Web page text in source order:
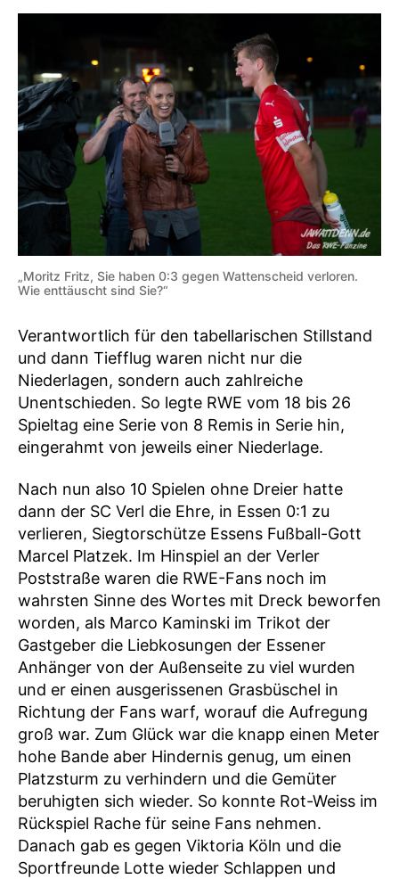
„Moritz Fritz, Sie haben 0:3 gegen Wattenscheid verloren.
Wie enttäuscht sind Sie?“
Verantwortlich für den tabellarischen Stillstand
und dann Tiefflug waren nicht nur die
Niederlagen, sondern auch zahlreiche
Unentschieden. So legte RWE vom 18 bis 26
Spieltag eine Serie von 8 Remis in Serie hin,
eingerahmt von jeweils einer Niederlage.
Nach nun also 10 Spielen ohne Dreier hatte
dann der SC Verl die Ehre, in Essen 0:1 zu
verlieren, Siegtorschütze Essens Fußball-Gott
Marcel Platzek. Im Hinspiel an der Verler
Poststraße waren die RWE-Fans noch im
wahrsten Sinne des Wortes mit Dreck beworfen
worden, als Marco Kaminski im Trikot der
Gastgeber die Liebkosungen der Essener
Anhänger von der Außenseite zu viel wurden
und er einen ausgerissenen Grasbüschel in
Richtung der Fans warf, worauf die Aufregung
groß war. Zum Glück war die knapp einen Meter
hohe Bande aber Hindernis genug, um einen
Platzsturm zu verhindern und die Gemüter
beruhigten sich wieder. So konnte Rot-Weiss im
Rückspiel Rache für seine Fans nehmen.
Danach gab es gegen Viktoria Köln und die
Sportfreunde Lotte wieder Schlappen und